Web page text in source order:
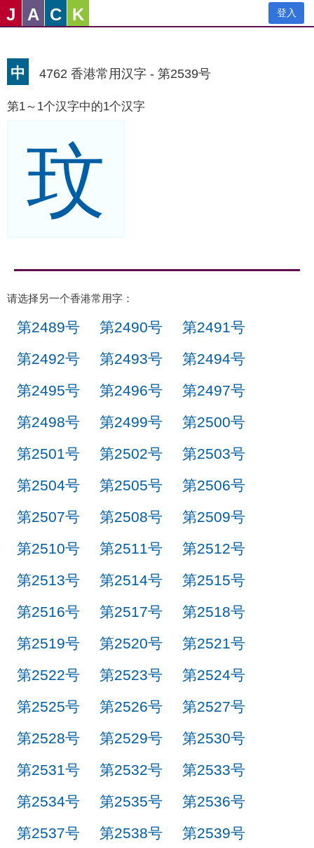
J A C K 登入
中 4762 香港常用汉字 - 第2539号
第1～1个汉字中的1个汉字
玟
请选择另一个香港常用字：
第2489号 第2490号
第2491号
第2492号
第2493号
第2494号
第2495号
第2496号
第2497号
第2498号
第2499号
第2500号
第2501号
第2502号
第2503号
第2504号
第2505号
第2506号
第2507号
第2508号
第2509号
第2510号
第2511号
第2512号
第2513号
第2514号
第2515号
第2516号
第2517号
第2518号
第2519号
第2520号
第2521号
第2522号
第2523号
第2524号
第2525号
第2526号
第2527号
第2528号
第2529号
第2530号
第2531号
第2532号
第2533号
第2534号
第2535号
第2536号
第2537号
第2538号
第2539号